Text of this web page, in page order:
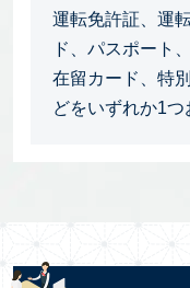
運転免許証、運
ド、パスポート
在留カード、特
どをいずれか1つ